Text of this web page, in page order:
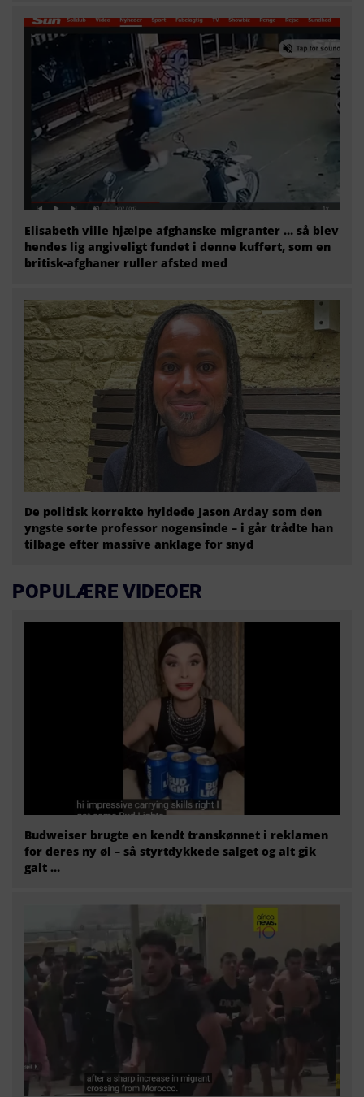
Elisabeth ville hjælpe afghanske migranter … så blev
hendes lig angiveligt fundet i denne kuffert, som en
britisk-afghaner ruller afsted med
De politisk korrekte hyldede Jason Arday som den
yngste sorte professor nogensinde – i går trådte han
tilbage efter massive anklage for snyd
POPULÆRE VIDEOER
Budweiser brugte en kendt transkønnet i reklamen
for deres ny øl – så styrtdykkede salget og alt gik
galt …